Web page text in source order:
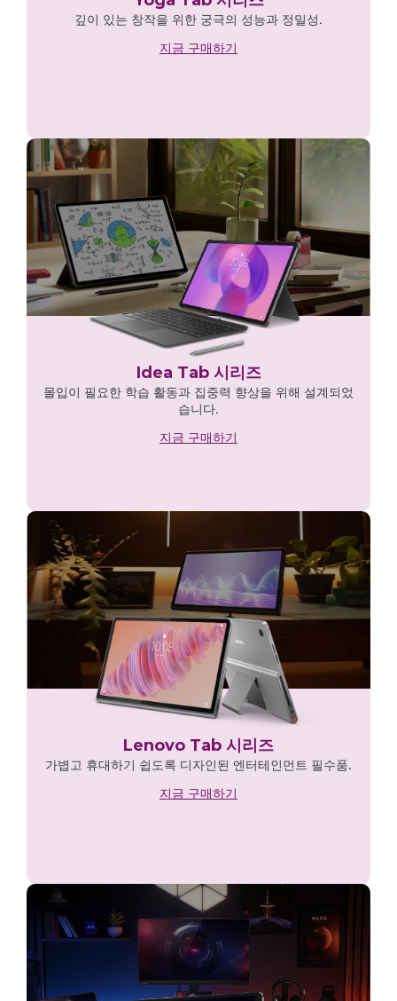
깊이 있는 창작을 위한 궁극의 성능과 정밀성.
지금 구매하기
Idea Tab 시리즈
몰입이 필요한 학습 활동과 집중력 향상을 위해 설계되었
습니다.
지금 구매하기
Lenovo Tab 시리즈
가볍고 휴대하기 쉽도록 디자인된 엔터테인먼트 필수품.
지금 구매하기